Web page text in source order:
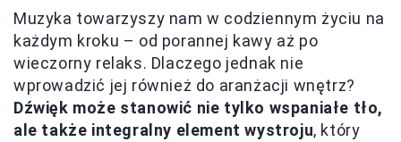
Muzyka towarzyszy nam w codziennym życiu na
każdym kroku – od porannej kawy aż po
wieczorny relaks. Dlaczego jednak nie
wprowadzić jej również do aranżacji wnętrz?
Dźwięk może stanowić nie tylko wspaniałe tło,
ale także integralny element wystroju, który